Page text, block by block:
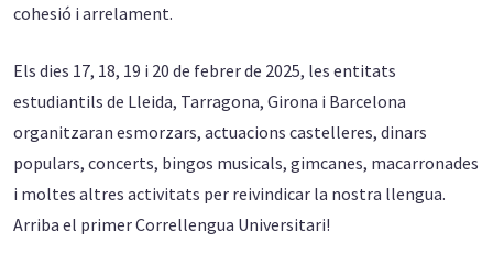
cohesió i arrelament.
Els dies 17, 18, 19 i 20 de febrer de 2025, les entitats
estudiantils de Lleida, Tarragona, Girona i Barcelona
organitzaran esmorzars, actuacions castelleres, dinars
populars, concerts, bingos musicals, gimcanes, macarronades
i moltes altres activitats per reivindicar la nostra llengua.
Arriba el primer Correllengua Universitari!